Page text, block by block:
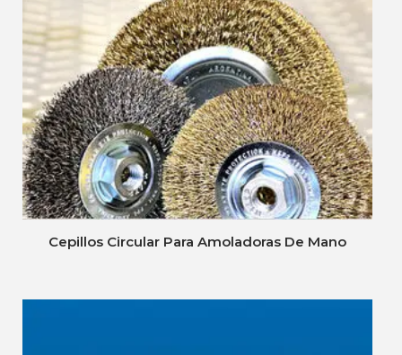
Cepillos Circular Para Amoladoras De Mano